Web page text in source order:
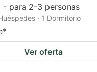
para 2-3 personas
· 1 Dormitorio
*
Ver oferta